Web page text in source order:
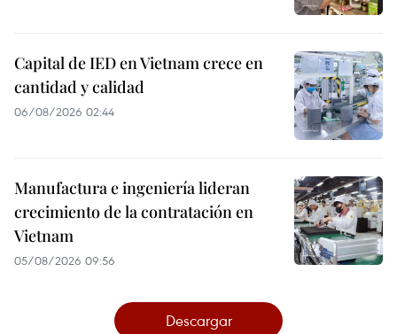
Capital de IED en Vietnam crece en
cantidad y calidad
06/08/2026 02:44
Manufactura e ingeniería lideran
crecimiento de la contratación en
Vietnam
05/08/2026 09:56
Descargar